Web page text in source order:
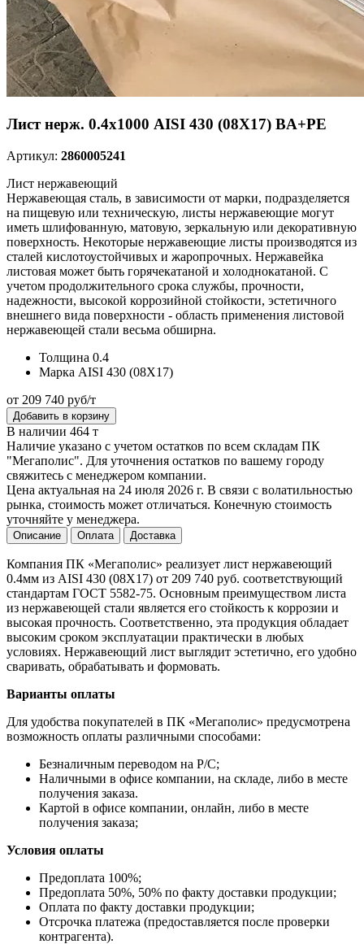
Лист нерж. 0.4х1000 AISI 430 (08Х17) BA+PE
Артикул: 2860005241
Лист нержавеющий
Нержавеющая сталь, в зависимости от марки, подразделяется
на пищевую или техническую, листы нержавеющие могут
иметь шлифованную, матовую, зеркальную или декоративную
поверхность. Некоторые нержавеющие листы производятся из
сталей кислотоустойчивых и жаропрочных. Нержавейка
листовая может быть горячекатаной и холоднокатаной. С
учетом продолжительного срока службы, прочности,
надежности, высокой коррозийной стойкости, эстетичного
внешнего вида поверхности - область применения листовой
нержавеющей стали весьма обширна.
Толщина 0.4
Марка AISI 430 (08Х17)
от 209 740 руб/т
Добавить в корзину
В наличии 464 т
Наличие указано с учетом остатков по всем складам ПК
"Мегаполис". Для уточнения остатков по вашему городу
свяжитесь с менеджером компании.
Цена актуальная на 24 июля 2026 г. В связи с волатильностью
рынка, стоимость может отличаться. Конечную стоимость
уточняйте у менеджера.
Описание Оплата Доставка
Компания ПК «Мегаполис» реализует лист нержавеющий
0.4мм из AISI 430 (08Х17) от 209 740 руб. соответствующий
стандартам ГОСТ 5582-75. Основным преимуществом листа
из нержавеющей стали является его стойкость к коррозии и
высокая прочность. Соответственно, эта продукция обладает
высоким сроком эксплуатации практически в любых
условиях. Нержавеющий лист выглядит эстетично, его удобно
сваривать, обрабатывать и формовать.
Варианты оплаты
Для удобства покупателей в ПК «Мегаполис» предусмотрена
возможность оплаты различными способами:
Безналичным переводом на Р/С;
Наличными в офисе компании, на складе, либо в месте
получения заказа.
Картой в офисе компании, онлайн, либо в месте
получения заказа;
Условия оплаты
Предоплата 100%;
Предоплата 50%, 50% по факту доставки продукции;
Оплата по факту доставки продукции;
Отсрочка платежа (предоставляется после проверки
контрагента).